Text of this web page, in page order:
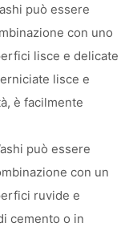
può essere
con uno
lisce e delicate
lisce e
è facilmente
può essere
con un
ruvide e
cemento o in